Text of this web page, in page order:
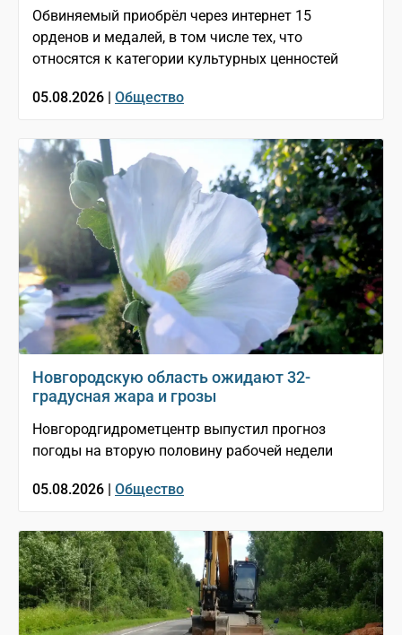
Обвиняемый приобрёл через интернет 15
орденов и медалей, в том числе тех, что
относятся к категории культурных ценностей
05.08.2026 | Общество
Новгородскую область ожидают 32-
градусная жара и грозы
Новгородгидрометцентр выпустил прогноз
погоды на вторую половину рабочей недели
05.08.2026 | Общество